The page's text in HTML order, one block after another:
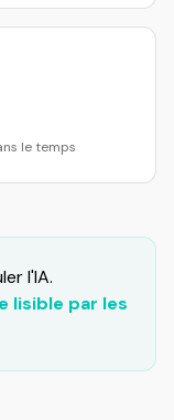
le temps
l'IA.
lisible par les